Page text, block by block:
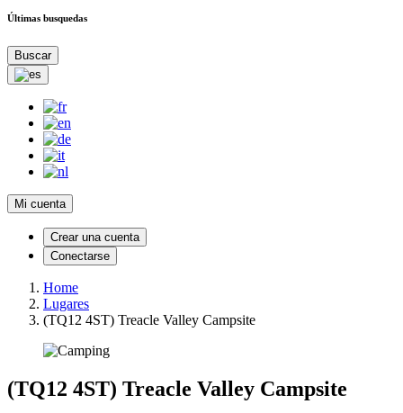
Últimas busquedas
Buscar
Mi cuenta
Crear una cuenta
Conectarse
Home
Lugares
(TQ12 4ST) Treacle Valley Campsite
(TQ12 4ST) Treacle Valley Campsite